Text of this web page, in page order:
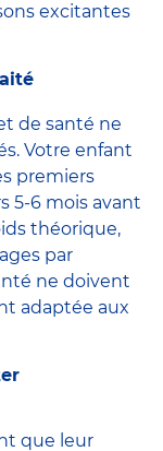
excitantes
de santé ne
Votre enfant
premiers
5-6 mois avant
théorique,
par
ne doivent
adaptée aux
que leur